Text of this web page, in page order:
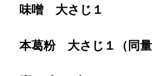
味噌 大さじ１
本葛粉 大さじ１（同量